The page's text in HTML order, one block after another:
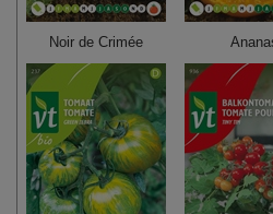
Noir de Crimée